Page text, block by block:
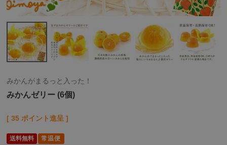
みかんがまるっと入った！
みかんゼリー (6個)
[ 35 ポイント進呈 ]
送料無料 常温便